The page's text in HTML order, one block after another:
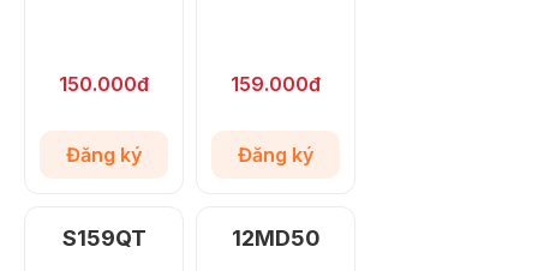
150.000đ
Đăng ký
159.000đ
Đăng ký
S159QT 12MD50